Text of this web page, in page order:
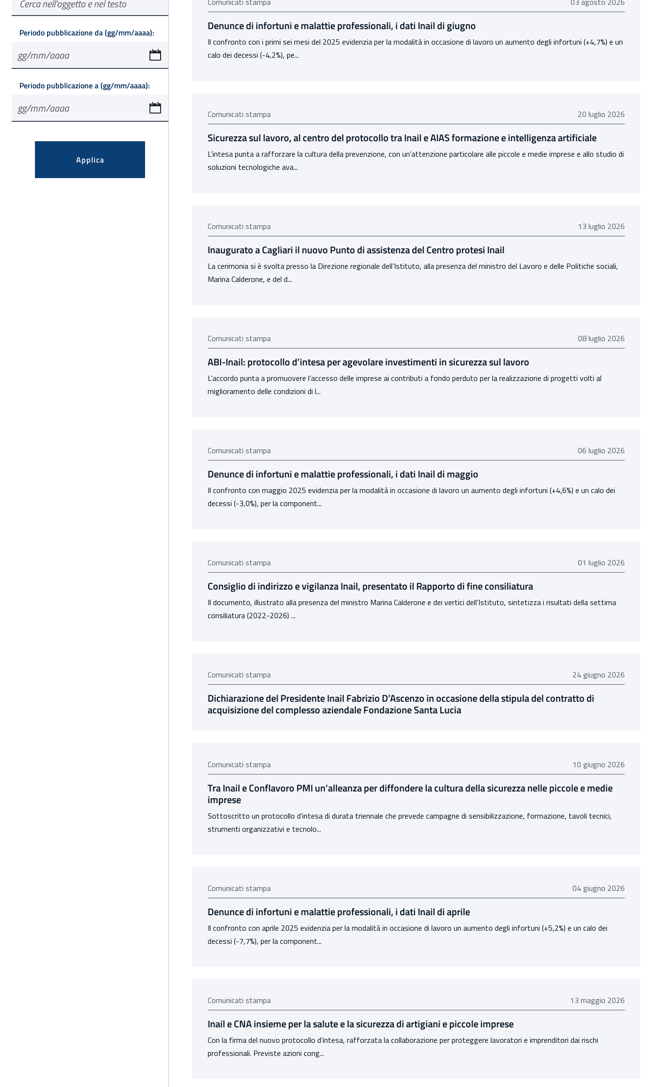
Periodo pubblicazione dain formato
(gg/mm/aaaa):
Periodo pubblicazione ain formato
(gg/mm/aaaa):
Applica
Denunce di infortuni e malattie professionali, i dati Inail di giugno
Il confronto con i primi sei mesi del 2025 evidenzia per la modalità in occasione di lavoro un aumento degli infortuni (+4,7%) e un
calo dei decessi (-4,2%), pe...
Comunicati stampa 20 luglio 2026
20 luglio 2026
Sicurezza sul lavoro, al centro del protocollo tra Inail e AIAS formazione e intelligenza artificiale
L’intesa punta a rafforzare la cultura della prevenzione, con un’attenzione particolare alle piccole e medie imprese e allo studio di
soluzioni tecnologiche ava...
Comunicati stampa 13 luglio 2026
13 luglio 2026
Inaugurato a Cagliari il nuovo Punto di assistenza del Centro protesi Inail
La cerimonia si è svolta presso la Direzione regionale dell’Istituto, alla presenza del ministro del Lavoro e delle Politiche sociali,
Marina Calderone, e del d...
Comunicati stampa 08 luglio 2026
08 luglio 2026
ABI-Inail: protocollo d’intesa per agevolare investimenti in sicurezza sul lavoro
L’accordo punta a promuovere l’accesso delle imprese ai contributi a fondo perduto per la realizzazione di progetti volti al
miglioramento delle condizioni di l...
Comunicati stampa 06 luglio 2026
06 luglio 2026
Denunce di infortuni e malattie professionali, i dati Inail di maggio
Il confronto con maggio 2025 evidenzia per la modalità in occasione di lavoro un aumento degli infortuni (+4,6%) e un calo dei
decessi (-3,0%), per la component...
Comunicati stampa 01 luglio 2026
01 luglio 2026
Consiglio di indirizzo e vigilanza Inail, presentato il Rapporto di fine consiliatura
Il documento, illustrato alla presenza del ministro Marina Calderone e dei vertici dell’Istituto, sintetizza i risultati della settima
consiliatura (2022-2026) ...
Comunicati stampa 24 giugno 2026
24 giugno 2026
Dichiarazione del Presidente Inail Fabrizio D’Ascenzo in occasione della stipula del contratto di
acquisizione del complesso aziendale Fondazione Santa Lucia
Comunicati stampa 10 giugno 2026
10 giugno 2026
Tra Inail e Conflavoro PMI un’alleanza per diffondere la cultura della sicurezza nelle piccole e medie
imprese
Sottoscritto un protocollo d’intesa di durata triennale che prevede campagne di sensibilizzazione, formazione, tavoli tecnici,
strumenti organizzativi e tecnolo...
Comunicati stampa 04 giugno 2026
04 giugno 2026
Denunce di infortuni e malattie professionali, i dati Inail di aprile
Il confronto con aprile 2025 evidenzia per la modalità in occasione di lavoro un aumento degli infortuni (+5,2%) e un calo dei
decessi (-7,7%), per la component...
Comunicati stampa 13 maggio 2026
13 maggio 2026
Inail e CNA insieme per la salute e la sicurezza di artigiani e piccole imprese
Con la firma del nuovo protocollo d’intesa, rafforzata la collaborazione per proteggere lavoratori e imprenditori dai rischi
professionali. Previste azioni cong...